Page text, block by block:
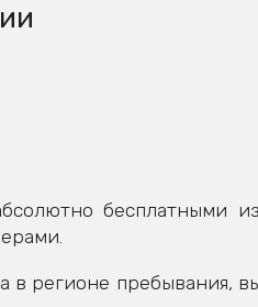
бесплатными
в регионе пребывания,